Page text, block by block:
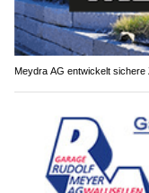
Meydra AG entwickelt